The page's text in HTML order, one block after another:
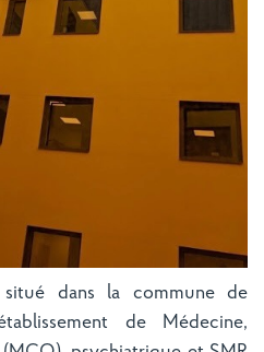
dans la commune de
de Médecine,